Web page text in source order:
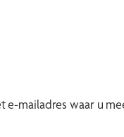
e-mailadres waar u